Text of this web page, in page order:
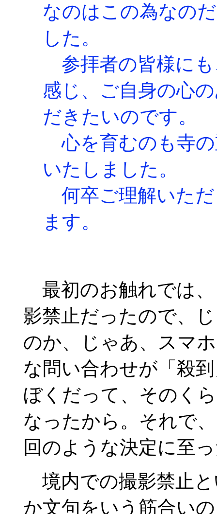
なのはこの為なの
した。
参拝者の皆様にも
感じ、ご自身の心
だきたいのです。
心を育むのも寺の
いたしました。
何卒ご理解いた
ます。
最初のお触れでは
影禁止だったので、
のか、じゃあ、スマ
な問い合わせが「殺
ぼくだって、そのく
なったから。それで
回のような決定に至
境内での撮影禁止
か文句をいう筋合い